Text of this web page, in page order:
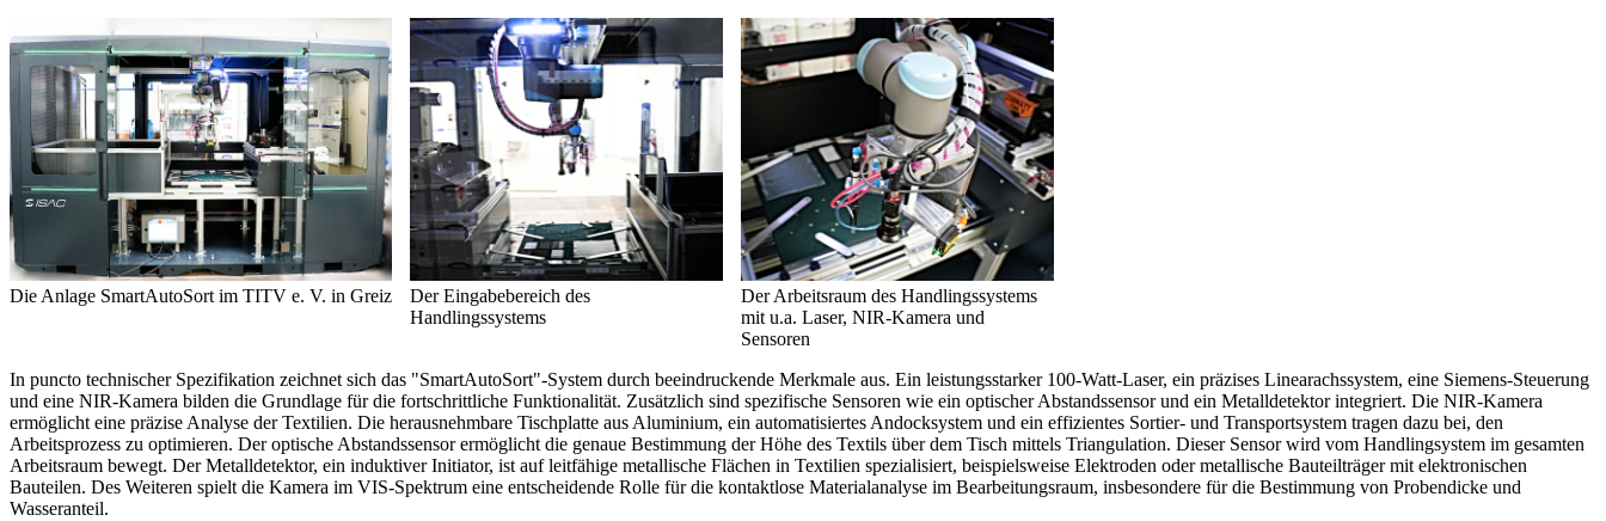
Die Anlage SmartAutoSort im TITV e. V. in Greiz
Der Eingabebereich des
Handlingssystems
Der Arbeitsraum des Handlingssystems
mit u.a. Laser, NIR-Kamera und
Sensoren
In puncto technischer Spezifikation zeichnet sich das "SmartAutoSort"-System durch beeindruckende Merkmale aus. Ein leistungsstarker 100-Watt-Laser, ein präzises Linearachssystem, eine Siemens-Steuerung
und eine NIR-Kamera bilden die Grundlage für die fortschrittliche Funktionalität. Zusätzlich sind spezifische Sensoren wie ein optischer Abstandssensor und ein Metalldetektor integriert. Die NIR-Kamera
ermöglicht eine präzise Analyse der Textilien. Die herausnehmbare Tischplatte aus Aluminium, ein automatisiertes Andocksystem und ein effizientes Sortier- und Transportsystem tragen dazu bei, den
Arbeitsprozess zu optimieren. Der optische Abstandssensor ermöglicht die genaue Bestimmung der Höhe des Textils über dem Tisch mittels Triangulation. Dieser Sensor wird vom Handlingsystem im gesamten
Arbeitsraum bewegt. Der Metalldetektor, ein induktiver Initiator, ist auf leitfähige metallische Flächen in Textilien spezialisiert, beispielsweise Elektroden oder metallische Bauteilträger mit elektronischen
Bauteilen. Des Weiteren spielt die Kamera im VIS-Spektrum eine entscheidende Rolle für die kontaktlose Materialanalyse im Bearbeitungsraum, insbesondere für die Bestimmung von Probendicke und
Wasseranteil.